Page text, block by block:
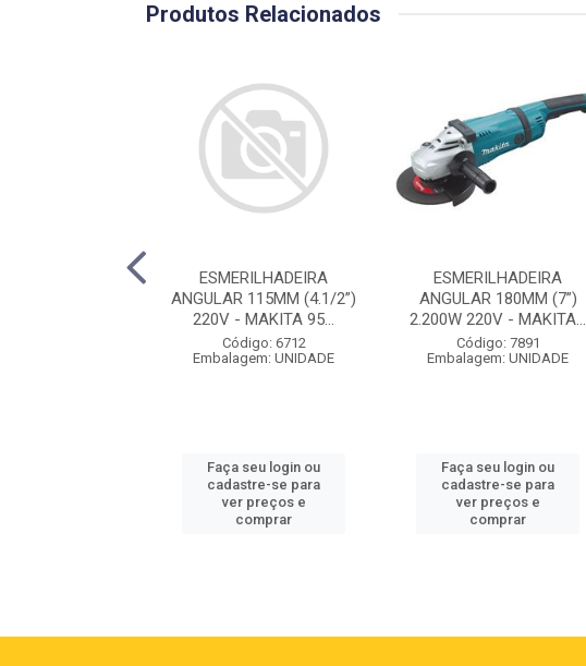
Produtos Relacionados
ESMERILHADEIRA
ANGULAR 115MM (4.1/2”)
220V - MAKITA 95...
Código: 6712
Embalagem: UNIDADE
Faça seu login ou
cadastre-se para
ver preços e
comprar
ESMERILHADEIRA
ANGULAR 180MM (7”)
2.200W 220V - MAKITA...
Código: 7891
Embalagem: UNIDADE
Faça seu login ou
cadastre-se para
ver preços e
comprar